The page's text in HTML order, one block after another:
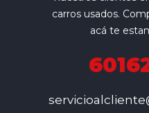
carros usados.
acá te